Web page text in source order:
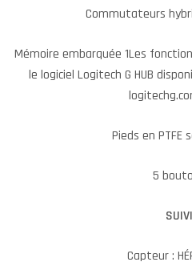
Commutateurs
Mémoire embarquée 1Les
le logiciel Logitech G HUB
Pieds en PTFE
5
SUIVI
Capteur :